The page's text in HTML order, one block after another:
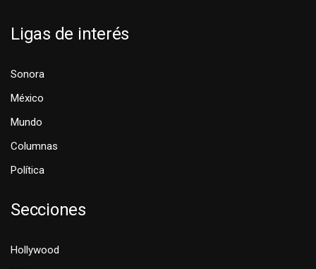
Ligas de interés
Sonora
México
Mundo
Columnas
Política
Secciones
Hollywood